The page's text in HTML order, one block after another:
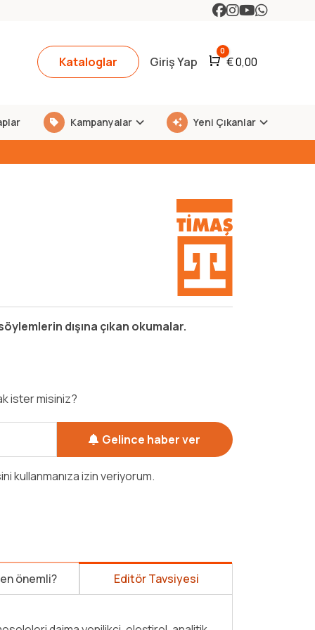
Kataloglar Giriş Yap Araba
0
€0,00
Kampanyalar Yeni Çıkanlar
dışına çıkan okumalar.
ister misiniz?
Gelince haber ver
kullanmanıza izin veriyorum.
önemli? Editör Tavsiyesi
felsefeye, tarihten